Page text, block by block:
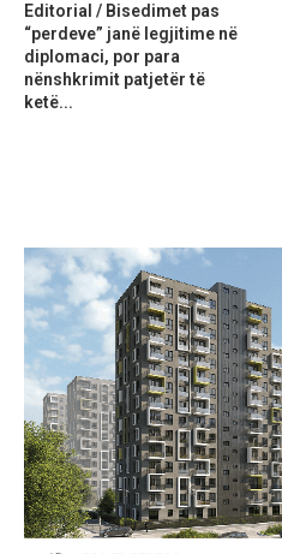
Editorial / Bisedimet pas
“perdeve” janë legjitime në
diplomaci, por para
nënshkrimit patjetër të
ketë...